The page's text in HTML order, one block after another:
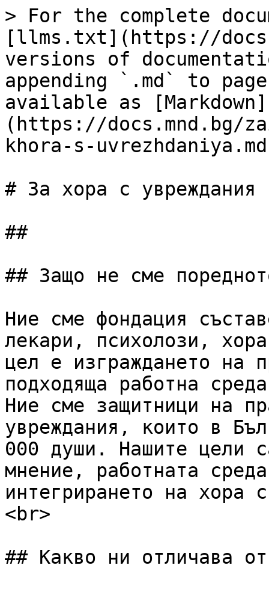
> For the complete
[llms.txt](https://
versions of
appending `.md` to
available as [Markdown]
(https://docs.mnd.bg/
khora-s-
# За хора с увреждания
##
## Защо не сме
Ние сме фондация
лекари, психолози,
цел е изграждането на
подходяща работна
Ние сме защитници на
увреждания, които в
000 души. Нашите цели
мнение, работната
интегрирането на хора
<br>
## Какво ни отличава